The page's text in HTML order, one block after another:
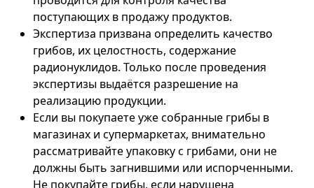
поступающих в продажу продуктов.
Экспертиза призвана определить качество
грибов, их целостность, содержание
радионуклидов. Только после проведения
экспертизы выдаётся разрешение на
реализацию продукции.
Если вы покупаете уже собранные грибы в
магазинах и супермаркетах, внимательно
рассматривайте упаковку с грибами, они не
должны быть загнившими или испорченными.
Не покупайте грибы, если нарушена